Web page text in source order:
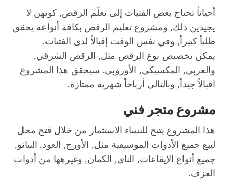
أحياناً تحتاج بعض الفتيات إلى تعلّم الرقص, كونهن لا
يجيدين ذلك, ومشروع تعليم الرقص بكافة أنواعه يحقق
طلباً كبيراً, وفي نفس الوقت إقبالاً لدى الفتيات.
يمكن تخصيص نوع الرقص مثل, الرقص الشرقي,
والغربي, المكسيكي, الأوروبي. سيحقق هذا المشروع
اقبالاً جيداً, وبالتالي أرباحاً شهرية ممتازة.
مشروع متجر فني
هذا المشروع يتيح للنساء الاستثمار من خلال فتح محل
لبيع جميع الأدوات الموسيقية مثل, الأورج, العود, البيانو,
جميع أنواع الإيقاعات, الناي, الكمان, وغيرهها من أدوات
العزف.